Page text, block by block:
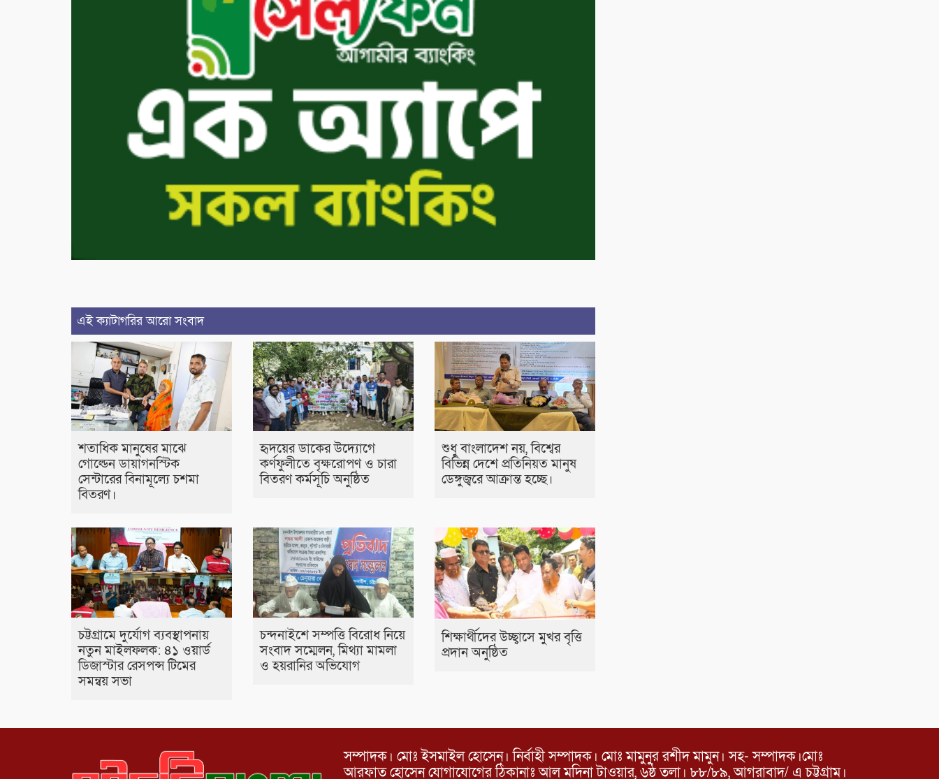
এই ক্যাটাগরির আরো সংবাদ
শতাধিক মানুষের মাঝে
গোল্ডেন ডায়াগনস্টিক
সেন্টারের বিনামূল্যে চশমা
বিতরণ।
হৃদয়ের ডাকের উদ্যোগে
কর্ণফুলীতে বৃক্ষরোপণ ও চারা
বিতরণ কর্মসূচি অনুষ্ঠিত
শুধু বাংলাদেশ নয়, বিশ্বের
বিভিন্ন দেশে প্রতিনিয়ত মানুষ
ডেঙ্গুজ্বরে আক্রান্ত হচ্ছে।
চট্টগ্রামে দুর্যোগ ব্যবস্থাপনায়
নতুন মাইলফলক: ৪১ ওয়ার্ড
ডিজাস্টার রেসপন্স টিমের
সমন্বয় সভা
চন্দনাইশে সম্পত্তি বিরোধ নিয়ে
সংবাদ সম্মেলন, মিথ্যা মামলা
ও হয়রানির অভিযোগ
শিক্ষার্থীদের উচ্ছ্বাসে মুখর বৃত্তি
প্রদান অনুষ্ঠিত
সম্পাদক। মোঃ ইসমাইল হোসেন। নির্বাহী সম্পাদক। মোঃ মামুনুর রশীদ মামুন। সহ- সম্পাদক।মোঃ
আরফাত হোসেন যোগাযোগের ঠিকানাঃ আল মদিনা টাওয়ার, ৬ষ্ঠ তলা। ৮৮/৮৯, আগরাবাদ/ এ চট্টগ্রাম।